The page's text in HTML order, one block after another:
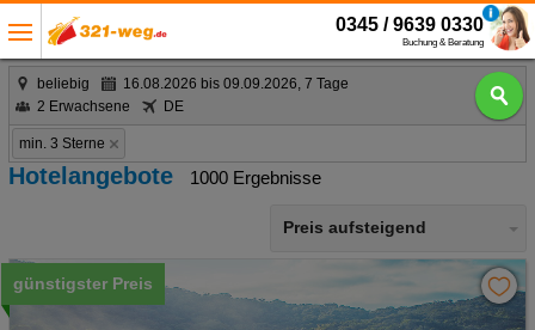
0345 / 9639 0330
Buchung & Beratung
beliebig
16.08.2026 bis 09.09.2026, 7 Tage
2 Erwachsene
DE
min. 3 Sterne
Hotelangebote 1000 Ergebnisse
Preis aufsteigend
günstigster Preis